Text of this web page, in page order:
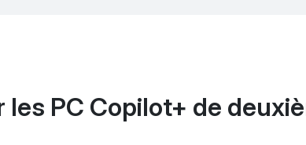
PC Copilot+ de